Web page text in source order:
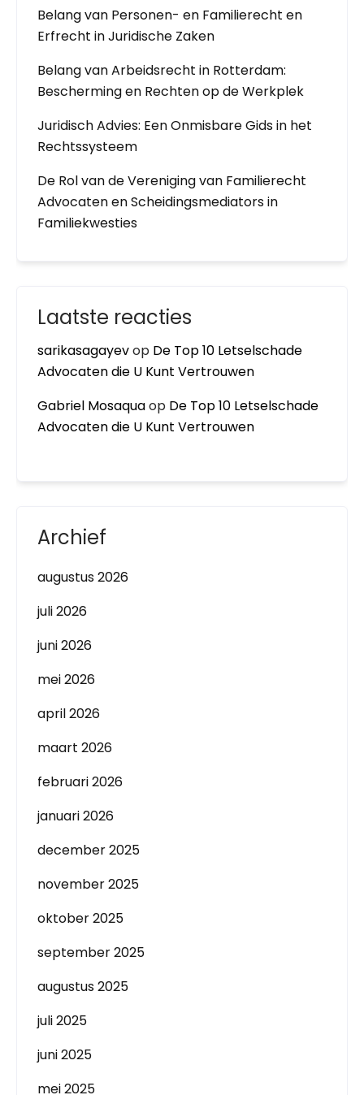
Belang van Personen- en Familierecht en
Erfrecht in Juridische Zaken
Belang van Arbeidsrecht in Rotterdam:
Bescherming en Rechten op de Werkplek
Juridisch Advies: Een Onmisbare Gids in het
Rechtssysteem
De Rol van de Vereniging van Familierecht
Advocaten en Scheidingsmediators in
Familiekwesties
Laatste reacties
sarikasagayevop De Top 10 Letselschade
Advocaten die U Kunt Vertrouwen
Gabriel Mosaquaop De Top 10 Letselschade
Advocaten die U Kunt Vertrouwen
Archief
augustus 2026
juli 2026
juni 2026
mei 2026
april 2026
maart 2026
februari 2026
januari 2026
december 2025
november 2025
oktober 2025
september 2025
augustus 2025
juli 2025
juni 2025
mei 2025